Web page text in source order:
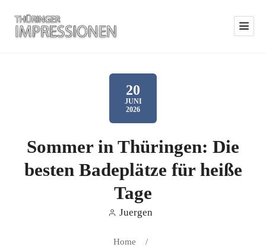
20
JUNI
2026
Sommer in Thüringen: Die
besten Badeplätze für heiße
Tage
Juergen
Home
/